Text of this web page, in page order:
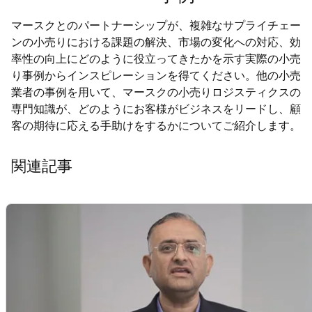
マースクとのパートナーシップが、複雑なサプライチェー
ンの小売りにおける課題の解決、市場の変化への対応、効
率性の向上にどのように役立ってきたかを示す実際の小売
り事例からインスピレーションを得てください。他の小売
業者の事例を用いて、マースクの小売りロジスティクスの
専門知識が、どのようにお客様がビジネスをリードし、顧
客の期待に応える手助けをするかについてご紹介します。
関連記事